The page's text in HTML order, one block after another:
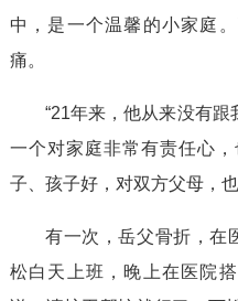
中，是一个温馨的小家庭
痛。
“21年来，他从来没有跟
一个对家庭非常有责任心
子、孩子好，对双方父母，
有一次，岳父骨折，在
松白天上班，晚上在医院